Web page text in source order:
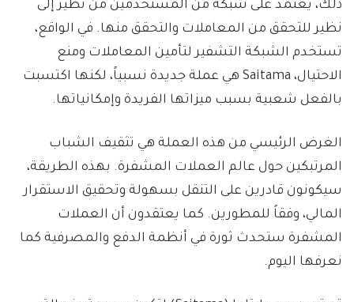
ذلك، يعتمد على شبكة من المستخدمين من نظير إلى
نظير للتحقق من المعاملات والتحقق منها. في الواقع،
تستخدم الشبكة التشفير لتأمين المعاملات ومنع
الاحتيال، Saitama هي عملة جديدة نسبياً، لكنها اكتسبت
بالفعل شعبية بسبب ميزاتها الفريدة وإمكانياتها.
الغرض الرئيسي من هذه العملة هي تثقيف الشباب
المرتبكين حول عالم العملات المشفرة. بهذه الطريقة،
سيكونون قادرين على التنقل بسهولة وتحقيق الاستقرار
المالي، وفقاً للمطورين. كما يعتقدون أن العملات
المشفرة ستحدث ثورة في أنظمة الدفع والمصرفية كما
نعرفها اليوم.